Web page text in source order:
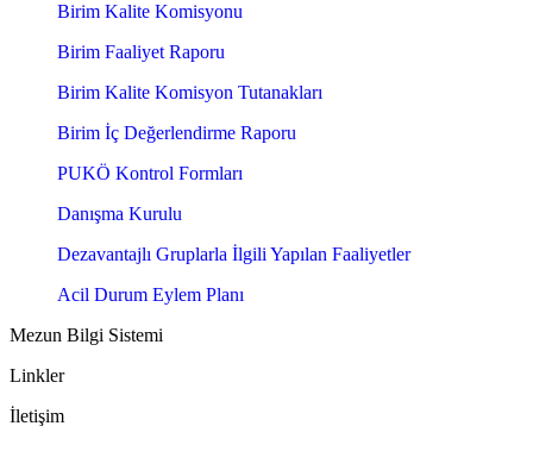
Birim Kalite Komisyonu
Birim Faaliyet Raporu
Birim Kalite Komisyon Tutanakları
Birim İç Değerlendirme Raporu
PUKÖ Kontrol Formları
Danışma Kurulu
Dezavantajlı Gruplarla İlgili Yapılan Faaliyetler
Acil Durum Eylem Planı
Mezun Bilgi Sistemi
Linkler
İletişim